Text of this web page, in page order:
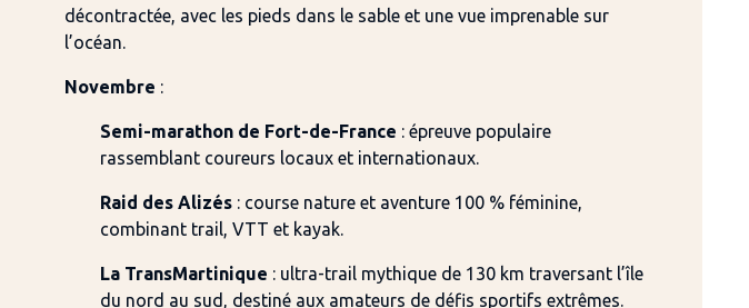
décontractée, avec les pieds dans le sable et une vue imprenable sur
l’océan.
Novembre :
Semi-marathon de Fort-de-France : épreuve populaire
rassemblant coureurs locaux et internationaux.
Raid des Alizés : course nature et aventure 100 % féminine,
combinant trail, VTT et kayak.
La TransMartinique : ultra-trail mythique de 130 km traversant l’île
du nord au sud, destiné aux amateurs de défis sportifs extrêmes.